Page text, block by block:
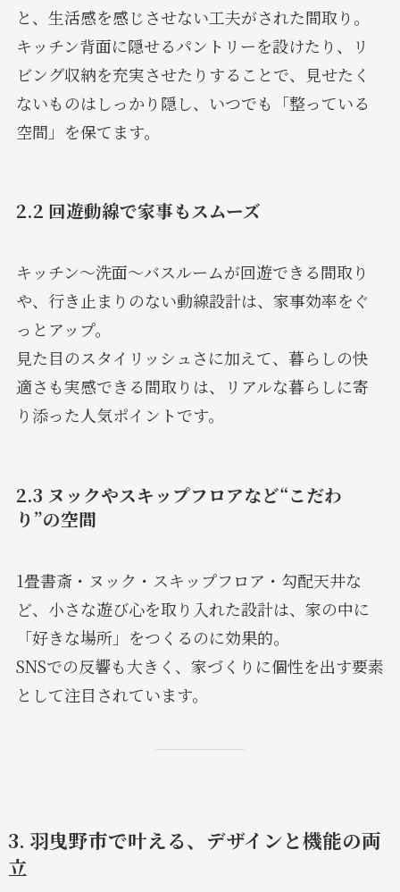
と、生活感を感じさせない工夫がされた間取り。
キッチン背面に隠せるパントリーを設けたり、リ
ビング収納を充実させたりすることで、見せたく
ないものはしっかり隠し、いつでも「整っている
空間」を保てます。
2.2 回遊動線で家事もスムーズ
キッチン〜洗面〜バスルームが回遊できる間取り
や、行き止まりのない動線設計は、家事効率をぐ
っとアップ。
見た目のスタイリッシュさに加えて、暮らしの快
適さも実感できる間取りは、リアルな暮らしに寄
り添った人気ポイントです。
2.3 ヌックやスキップフロアなど“こだわ
り”の空間
1畳書斎・ヌック・スキップフロア・勾配天井な
ど、小さな遊び心を取り入れた設計は、家の中に
「好きな場所」をつくるのに効果的。
SNSでの反響も大きく、家づくりに個性を出す要素
として注目されています。
3. 羽曳野市で叶える、デザインと機能の両
立